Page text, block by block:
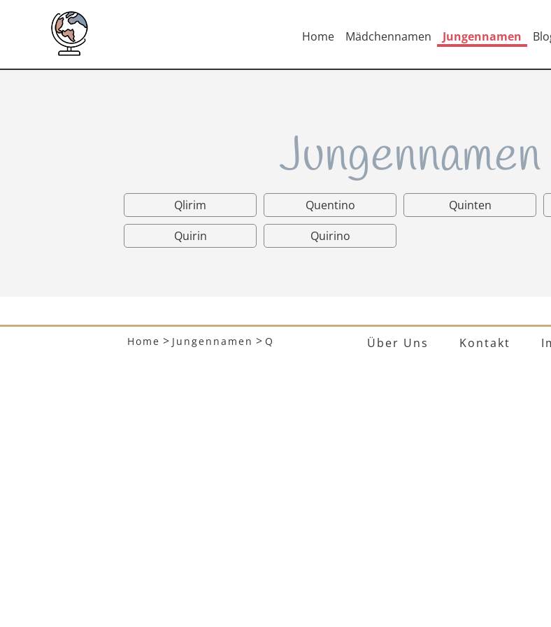
Home Mädchennamen Jungennamen
Qlirim Quentino Quinten
Quirin
Quirino
Home > Jungennamen > Q Über Uns Kontakt